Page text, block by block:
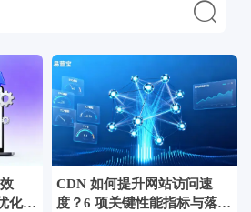

化指
CDN 如何提升网站访问速
度？6 项关键性能指标与落地